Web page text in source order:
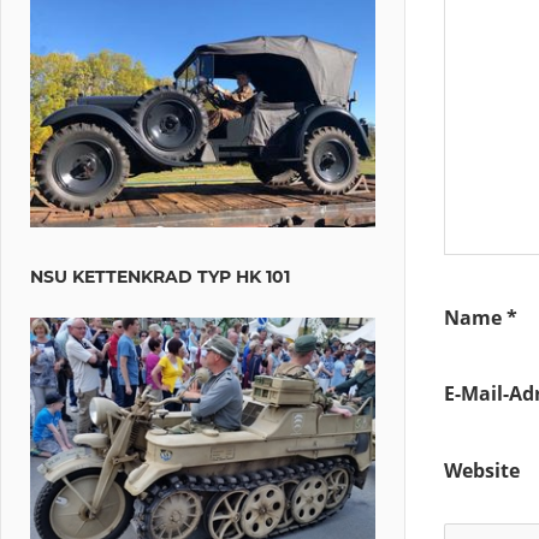
Name*
E-Mail-
Website
NSU KETTENKRAD TYP HK 101